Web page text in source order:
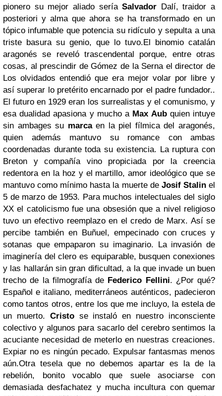
pionero su mejor aliado seríaSalvador Dalí, traidor a
posteriori y alma que ahora se ha transformado en un
tópico infumable que potencia su ridículo y sepulta a una
triste basura su genio, que lo tuvo.El binomio catalán
aragonés se reveló trascendental porque, entre otras
cosas, al prescindir de Gómez de la Serna el director de
Los olvidados entendió que era mejor volar por libre y
así superar lo pretérito encarnado por el padre fundador..
El futuro en 1929 eran los surrealistas y el comunismo, y
esa dualidad apasiona y mucho a Max Aubquien intuye
sin ambages su marcaen la piel fílmica del aragonés,
quien además mantuvo su romance con ambas
coordenadas durante toda su existencia. La ruptura con
Breton y compañía vino propiciada por la creencia
redentora en la hoz y el martillo, amor ideológico que se
mantuvo como mínimo hasta la muerte de Josif Stalinel
5 de marzo de 1953. Para muchos intelectuales del siglo
XX el catolicismo fue una obsesión que a nivel religioso
tuvo un efectivo reemplazo en el credo de Marx. Así se
percibe también en Buñuel, empecinado con cruces y
sotanas que empaparon su imaginario. La invasión de
imaginería del clero es equiparable, busquen conexiones
y las hallarán sin gran dificultad, a la que invade un buen
trecho de la filmografía de Federico Fellini. ¿Por qué?
Español e italiano, mediterráneos auténticos, padecieron
como tantos otros, entre los que me incluyo, la estela de
un muerto. Cristose instaló en nuestro inconsciente
colectivo y algunos para sacarlo del cerebro sentimos la
acuciante necesidad de meterlo en nuestras creaciones.
Expiar no es ningún pecado. Expulsar fantasmas menos
aún.Otra tesela que no debemos apartar es la de la
rebelión, bonito vocablo que suele asociarse con
demasiada desfachatez y mucha incultura con quemar